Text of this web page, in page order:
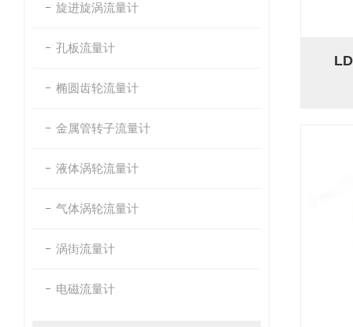
旋进旋涡流量计
孔板流量计
椭圆齿轮流量计
金属管转子流量计
液体涡轮流量计
气体涡轮流量计
涡街流量计
电磁流量计